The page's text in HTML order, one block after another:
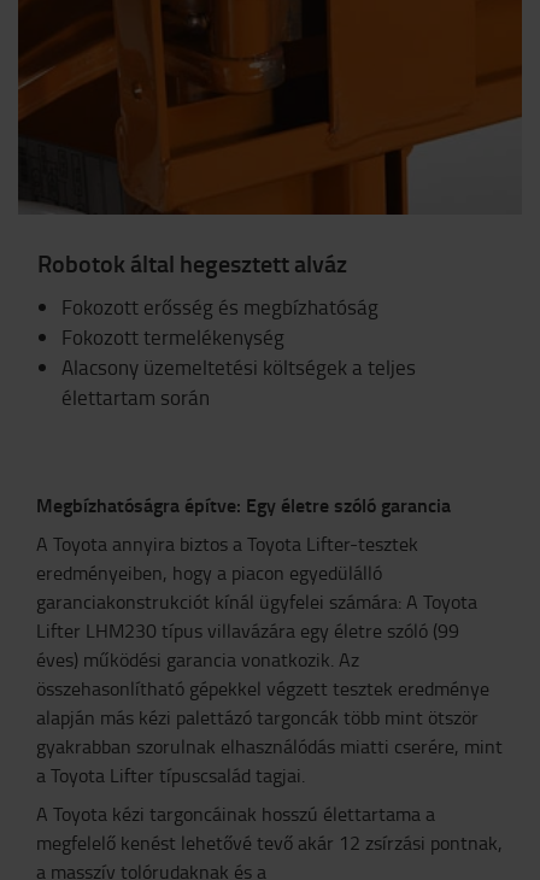
Robotok által hegesztett alváz
Fokozott erősség és megbízhatóság
Fokozott termelékenység
Alacsony üzemeltetési költségek a teljes
élettartam során
Megbízhatóságra építve: Egy életre szóló garancia
A Toyota annyira biztos a Toyota Lifter-tesztek
eredményeiben, hogy a piacon egyedülálló
garanciakonstrukciót kínál ügyfelei számára: A Toyota
Lifter LHM230 típus villavázára egy életre szóló (99
éves) működési garancia vonatkozik. Az
összehasonlítható gépekkel végzett tesztek eredménye
alapján más kézi palettázó targoncák több mint ötször
gyakrabban szorulnak elhasználódás miatti cserére, mint
a Toyota Lifter típuscsalád tagjai.
A Toyota kézi targoncáinak hosszú élettartama a
megfelelő kenést lehetővé tevő akár 12 zsírzási pontnak,
a masszív tolórudaknak és a